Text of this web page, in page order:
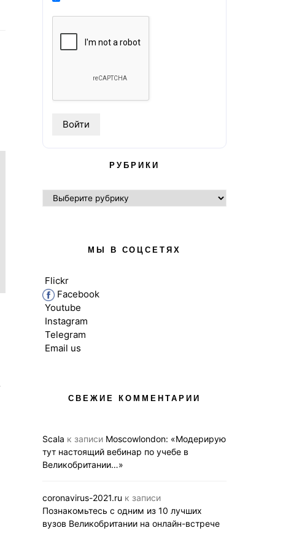
Вебинар 12 ноября для
образование в Лондоне
05.11.2020 BUSINESS LINK
на онлайн-
РУБРИКИ
РУБРИКИ
МЫ В СОЦСЕТЯХ
Flickr
Facebook
Youtube
Instagram
Telegram
Email us
СВЕЖИЕ КОММЕНТАРИИ
Scala к записи Moscowlondon: «Модерирую
тут настоящий вебинар по учебе в
Великобритании…»
coronavirus-2021.ru к записи
Познакомьтесь с одним из 10 лучших
вузов Великобритании на онлайн-встрече